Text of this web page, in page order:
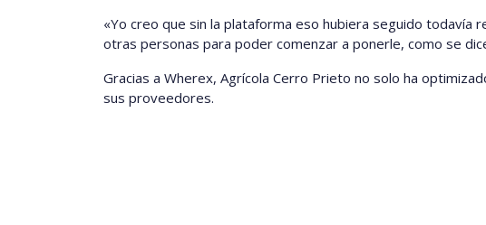
«Yo creo que sin la plataforma eso hubiera seguido
otras personas para poder comenzar a ponerle, como se
Gracias a Wherex, Agrícola Cerro Prieto no solo ha
sus proveedores.